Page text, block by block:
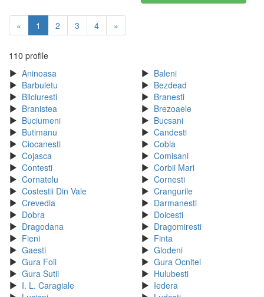
« 1 2 3 4 »
110 profile
Aninoasa
Baleni
Barbuletu
Bezdead
Bilciuresti
Branesti
Branistea
Brezoaele
Buciumeni
Bucsani
Butimanu
Candesti
Ciocanesti
Cobia
Cojasca
Comisani
Contesti
Corbii Mari
Cornatelu
Cornesti
Costestii Din Vale
Crangurile
Crevedia
Darmanesti
Dobra
Doicesti
Dragodana
Dragomiresti
Fieni
Finta
Gaesti
Glodeni
Gura Foii
Gura Ocnitei
Gura Sutii
Hulubesti
I. L. Caragiale
Iedera